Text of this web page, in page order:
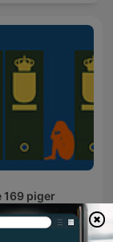
169 piger